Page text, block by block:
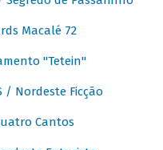
Macalé 72
"Tetein"
/ Nordeste Ficção
Cantos